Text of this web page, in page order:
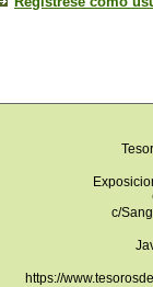
c/
https://